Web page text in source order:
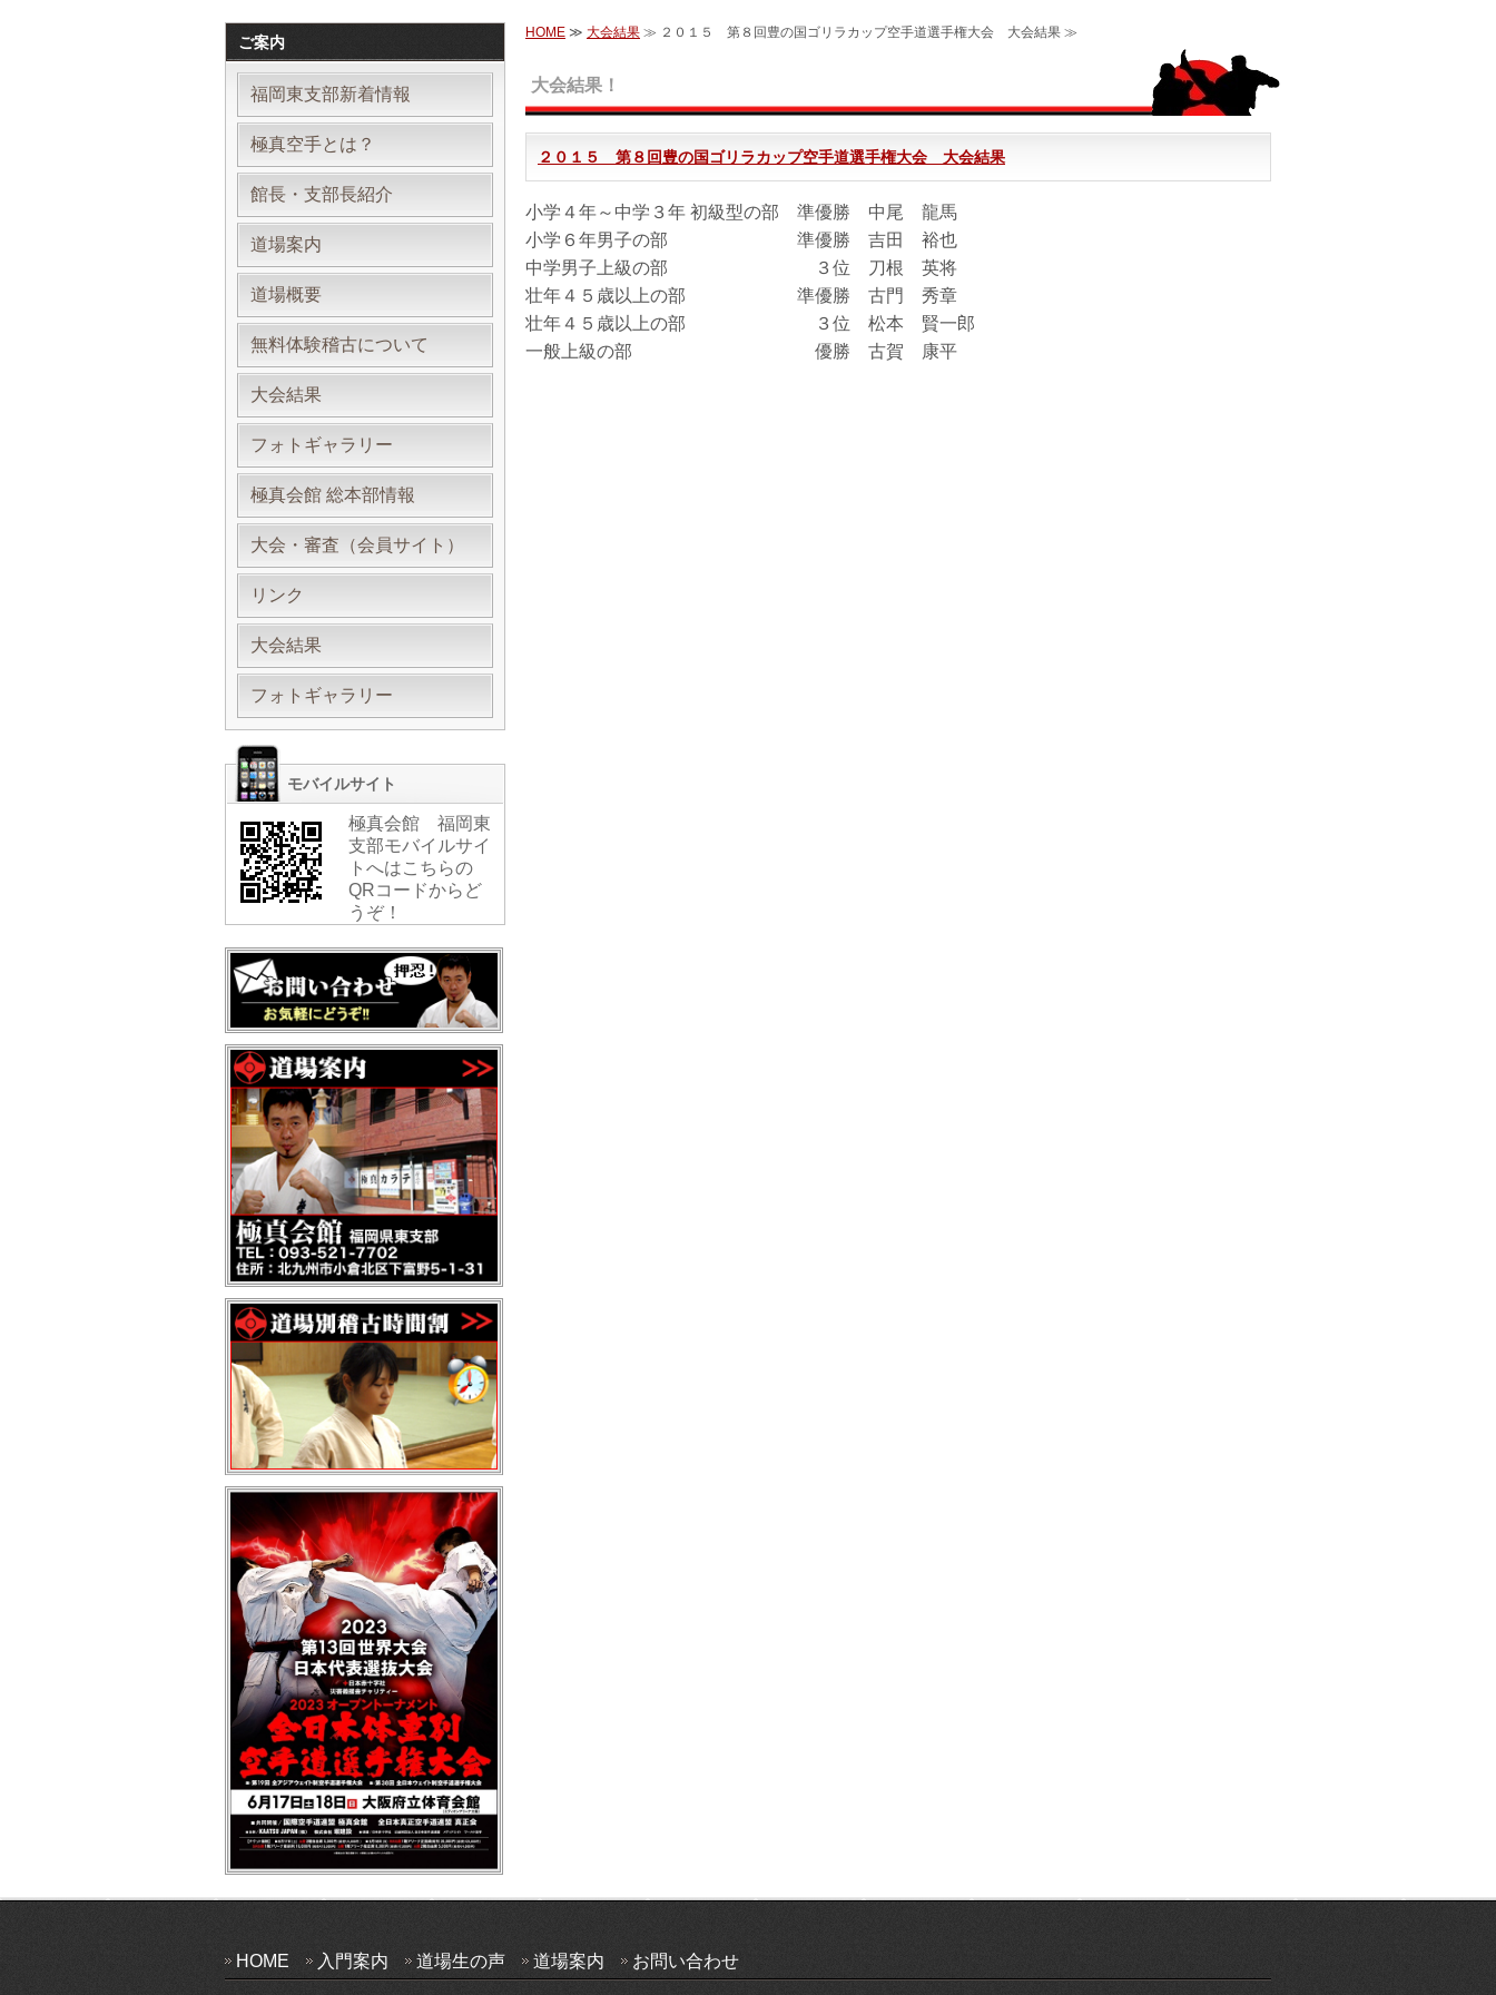
HOME ≫ 大会結果 ≫ ２０１５ 第８回豊の国ゴリラカップ空手道選手権大会 大会結果 ≫
大会結果！
２０１５ 第８回豊の国ゴリラカップ空手道選手権大会 大会結果
小学４年～中学３年 初級型の部 準優勝 中尾 龍馬
小学６年男子の部 準優勝 吉田 裕也
中学男子上級の部 ３位 刀根 英将
壮年４５歳以上の部 準優勝 古門 秀章
壮年４５歳以上の部 ３位 松本 賢一郎
一般上級の部 優勝 古賀 康平
ご案内
福岡東支部新着情報
極真空手とは？
館長・支部長紹介
道場案内
道場概要
無料体験稽古について
大会結果
フォトギャラリー
極真会館 総本部情報
大会・審査（会員サイト）
リンク
大会結果
フォトギャラリー
モバイルサイト
極真会館 福岡東
支部モバイルサイ
トへはこちらの
QRコードからど
うぞ！
HOME 入門案内 道場生の声 道場案内 お問い合わせ